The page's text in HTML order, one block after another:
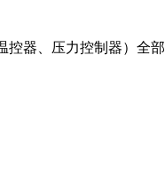
控器、压力控制器）全